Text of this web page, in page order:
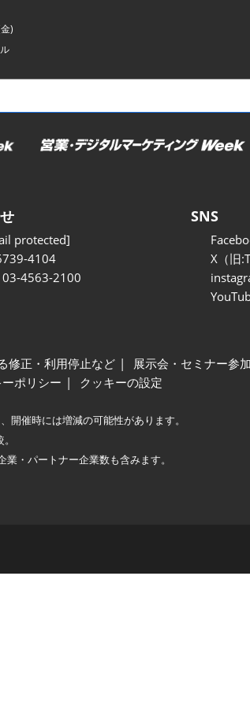
)
protected]
4104
03-4563-2100
SNS
X（旧
修正・利用停止など 展示会・セミナー参
ポリシー クッキーの設定
開催時には増減の可能性があります。
・パートナー企業数も含みます。